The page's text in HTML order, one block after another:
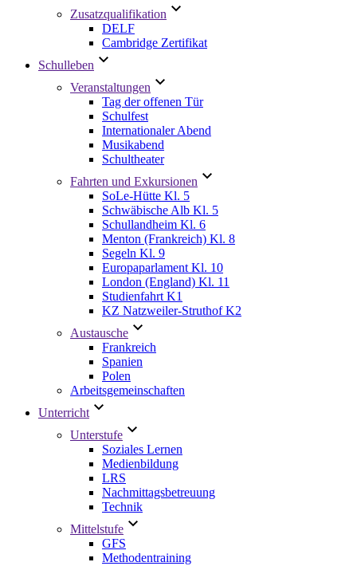
Zusatzqualifikation
DELF
Cambridge Zertifikat
Schulleben
Veranstaltungen
Tag der offenen Tür
Schulfest
Internationaler Abend
Musikabend
Schultheater
Fahrten und Exkursionen
SoLe-Hütte Kl. 5
Schwäbische Alb Kl. 5
Schullandheim Kl. 6
Menton (Frankreich) Kl. 8
Segeln Kl. 9
Europaparlament Kl. 10
London (England) Kl. 11
Studienfahrt K1
KZ Natzweiler-Struthof K2
Austausche
Frankreich
Spanien
Polen
Arbeitsgemeinschaften
Unterricht
Unterstufe
Soziales Lernen
Medienbildung
LRS
Nachmittagsbetreuung
Technik
Mittelstufe
GFS
Methodentraining